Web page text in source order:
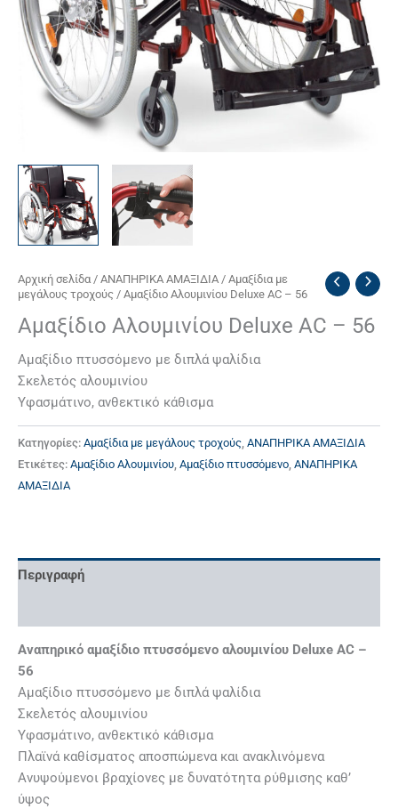
Αρχική σελίδα / ΑΝΑΠΗΡΙΚΑ ΑΜΑΞΙΔΙΑ / Αμαξίδια με
μεγάλους τροχούς / Αμαξίδιο Αλουμινίου Deluxe AC – 56
Αμαξίδιο Αλουμινίου Deluxe AC – 56
Αμαξίδιο πτυσσόμενο με διπλά ψαλίδια
Σκελετός αλουμινίου
Υφασμάτινο, ανθεκτικό κάθισμα
Κατηγορίες: Αμαξίδια με μεγάλους τροχούς ΑΝΑΠΗΡΙΚΑ ΑΜΑΞΙΔΙΑ
Ετικέτες: Αμαξίδιο Αλουμινίου Αμαξίδιο πτυσσόμενο ΑΝΑΠΗΡΙΚΑ
ΑΜΑΞΙΔΙΑ
Περιγραφή
Αναπηρικό αμαξίδιο πτυσσόμενο αλουμινίου Deluxe AC –
56
Αμαξίδιο πτυσσόμενο με διπλά ψαλίδια
Σκελετός αλουμινίου
Υφασμάτινο, ανθεκτικό κάθισμα
Πλαϊνά καθίσματος αποσπώμενα και ανακλινόμενα
Ανυψούμενοι βραχίονες με δυνατότητα ρύθμισης καθ’
ύψος